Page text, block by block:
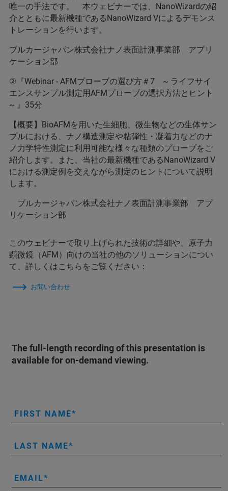
唯一の手法です。 本ウェビナーでは、NanoWizardの紹
介とともに最新機種であるNanoWizard Vによるデモンス
トレーションを行います。
ブルカージャパン株式会社ナノ表面計測事業部 アプリ
ケーション部
②『Webinar - AFMプローブの選び方＃7 ~ ライフサイ
エンスサンプル測定用AFMプローブの選択方法とヒント
~ 』35分
【概要】BioAFMを用いた生細胞、微生物などの生体サン
プルにおける、ナノ構造測定や粘弾性・凝着力などのナ
ノ力学特性測定に利用可能な様々な種類のプローブをご
紹介します。また、当社の最新機種であるNanoWizard V
における測定例を交えながら測定のヒントについて説明
します。
ブルカージャパン株式会社ナノ表面計測事業部 アプ
リケーション部
このウェビナーで取り上げられた技術の詳細や、原子力
顕微鏡（AFM）向けの当社の他のソリューションについ
て、詳しくはこちらをご覧ください：
お問い合わせ
The full-length recording of this presentation is
available for on-demand viewing.
FIRST NAME
LAST NAME
EMAIL